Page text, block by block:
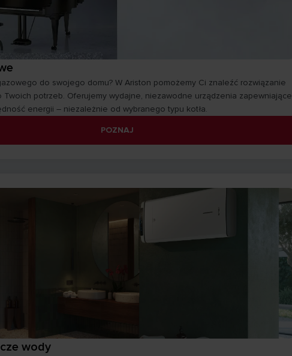
do swojego domu? W Ariston pomożemy Ci znaleźć rozwiązanie
potrzeb. Oferujemy wydajne, niezawodne urządzenia zapewniające
energii – niezależnie od wybranego typu kotła.
POZNAJ
wody